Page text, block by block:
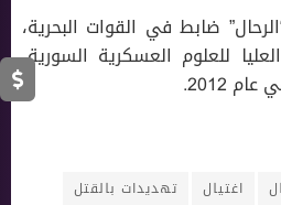
ضابط في القوات البحرية،
للعلوم العسكرية السورية،
2012.
اغتيال تهديدات بالقتل